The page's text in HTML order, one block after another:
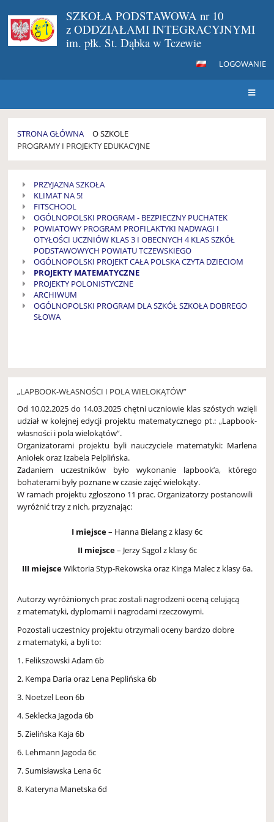
SZKOŁA PODSTAWOWA nr 10
z ODDZIAŁAMI INTEGRACYJNYMI
im. płk. St. Dąbka w Tczewie
LOGOWANIE
STRONA GŁÓWNA
O SZKOLE
PROGRAMY I PROJEKTY EDUKACYJNE
PROJEKTY
EDUKACYJNE
PRZYJAZNA SZKOŁA
KLIMAT NA 5!
FITSCHOOL
OGÓLNOPOLSKI PROGRAM - BEZPIECZNY PUCHATEK
POWIATOWY PROGRAM PROFILAKTYKI NADWAGI I
OTYŁOŚCI UCZNIÓW KLAS 3 I OBECNYCH 4 KLAS SZKÓŁ
PODSTAWOWYCH POWIATU TCZEWSKIEGO
OGÓLNOPOLSKI PROJEKT CAŁA POLSKA CZYTA DZIECIOM
PROJEKTY MATEMATYCZNE
PROJEKTY POLONISTYCZNE
ARCHIWUM
OGÓLNOPOLSKI PROGRAM DLA SZKÓŁ SZKOŁA DOBREGO
SŁOWA
„LAPBOOK-WŁASNOŚCI I POLA WIELOKĄTÓW”
Od 10.02.2025 do 14.03.2025 chętni uczniowie klas szóstych wzięli
udział w kolejnej edycji projektu matematycznego pt.: „Lapbook-
własności i pola wielokątów”.
Organizatorami projektu byli nauczyciele matematyki: Marlena
Aniołek oraz Izabela Pelplińska.
Zadaniem uczestników było wykonanie lapbook’a, którego
bohaterami były poznane w czasie zajęć wielokąty.
W ramach projektu zgłoszono 11 prac. Organizatorzy postanowili
wyróżnić trzy z nich, przyznając:
I miejsce– Hanna Bielang z klasy 6c
II miejsce– Jerzy Sągol z klasy 6c
III miejsceWiktoria Styp-Rekowska oraz Kinga Malec z klasy 6a.
Autorzy wyróżnionych prac zostali nagrodzeni oceną celującą
z matematyki, dyplomami i nagrodami rzeczowymi.
Pozostali uczestnicy projektu otrzymali oceny bardzo dobre
z matematyki, a byli to:
1. Felikszowski Adam 6b
2. Kempa Daria oraz Lena Peplińska 6b
3. Noetzel Leon 6b
4. Seklecka Jagoda 6b
5. Zielińska Kaja 6b
6. Lehmann Jagoda 6c
7. Sumisławska Lena 6c
8. Kateryna Manetska 6d